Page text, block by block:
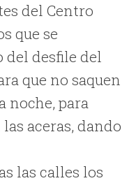
del Centro
que se
del desfile del
que no saquen
noche, para
aceras, dando
las calles los